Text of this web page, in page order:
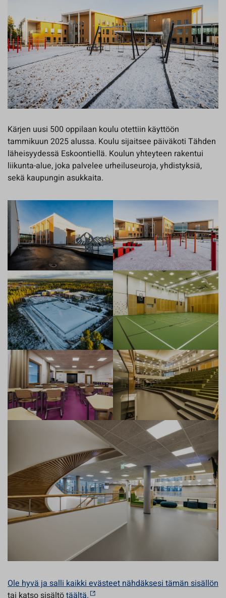
Kärjen uusi 500 oppilaan koulu otettiin käyttöön
tammikuun 2025 alussa. Koulu sijaitsee päiväkoti Tähden
läheisyydessä Eskoontiellä. Koulun yhteyteen rakentui
liikunta-alue, joka palvelee urheiluseuroja, yhdistyksiä,
sekä kaupungin asukkaita.
Ole hyvä ja salli kaikki evästeet nähdäksesi tämän sisällön
tai katso sisältötäältä.